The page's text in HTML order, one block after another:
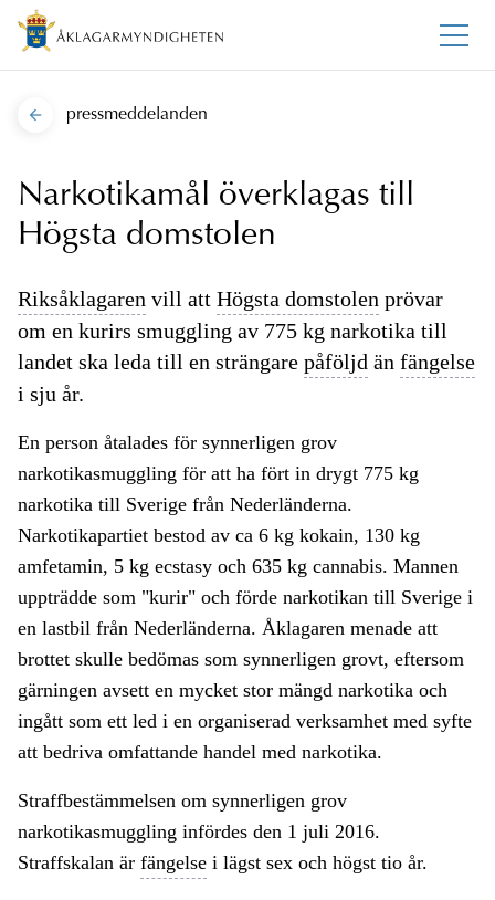
pressmeddelanden
Narkotikamål överklagas till
Högsta domstolen
Riksåklagaren vill att Högsta domstolen prövar
om en kurirs smuggling av 775 kg narkotika till
landet ska leda till en strängare påföljd än fängelse
i sju år.
En person åtalades för synnerligen grov
narkotikasmuggling för att ha fört in drygt 775 kg
narkotika till Sverige från Nederländerna.
Narkotikapartiet bestod av ca 6 kg kokain, 130 kg
amfetamin, 5 kg ecstasy och 635 kg cannabis. Mannen
uppträdde som "kurir" och förde narkotikan till Sverige i
en lastbil från Nederländerna. Åklagaren menade att
brottet skulle bedömas som synnerligen grovt, eftersom
gärningen avsett en mycket stor mängd narkotika och
ingått som ett led i en organiserad verksamhet med syfte
att bedriva omfattande handel med narkotika.
Straffbestämmelsen om synnerligen grov
narkotikasmuggling infördes den 1 juli 2016.
Straffskalan är fängelse i lägst sex och högst tio år.